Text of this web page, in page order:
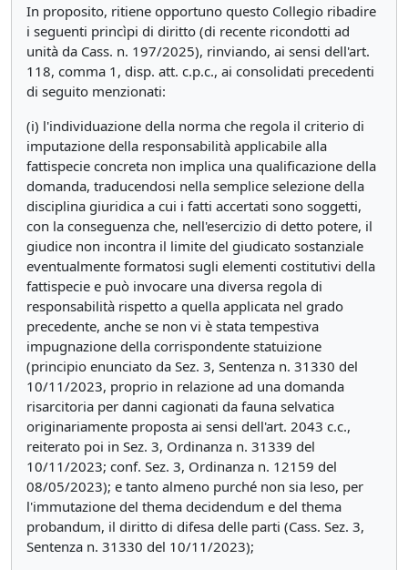
In proposito, ritiene opportuno questo Collegio ribadire
i seguenti princìpi di diritto (di recente ricondotti ad
unità da Cass. n. 197/2025), rinviando, ai sensi dell'art.
118, comma 1, disp. att. c.p.c., ai consolidati precedenti
di seguito menzionati:
(i) l'individuazione della norma che regola il criterio di
imputazione della responsabilità applicabile alla
fattispecie concreta non implica una qualificazione della
domanda, traducendosi nella semplice selezione della
disciplina giuridica a cui i fatti accertati sono soggetti,
con la conseguenza che, nell'esercizio di detto potere, il
giudice non incontra il limite del giudicato sostanziale
eventualmente formatosi sugli elementi costitutivi della
fattispecie e può invocare una diversa regola di
responsabilità rispetto a quella applicata nel grado
precedente, anche se non vi è stata tempestiva
impugnazione della corrispondente statuizione
(principio enunciato da Sez. 3, Sentenza n. 31330 del
10/11/2023, proprio in relazione ad una domanda
risarcitoria per danni cagionati da fauna selvatica
originariamente proposta ai sensi dell'art. 2043 c.c.,
reiterato poi in Sez. 3, Ordinanza n. 31339 del
10/11/2023; conf. Sez. 3, Ordinanza n. 12159 del
08/05/2023); e tanto almeno purché non sia leso, per
l'immutazione del thema decidendum e del thema
probandum, il diritto di difesa delle parti (Cass. Sez. 3,
Sentenza n. 31330 del 10/11/2023);